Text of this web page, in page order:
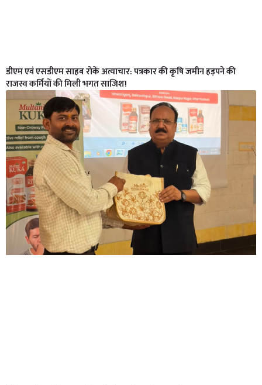
डीएम एवं एसडीएम साहब रोकें अत्याचार: पत्रकार की कृषि जमीन हड़पने की
राजस्व कर्मियों की मिली भगत साजिश!